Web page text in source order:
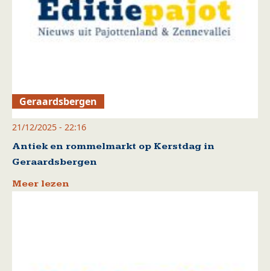
Geraardsbergen
21/12/2025 - 22:16
Antiek en rommelmarkt op Kerstdag in
Geraardsbergen
Meer lezen